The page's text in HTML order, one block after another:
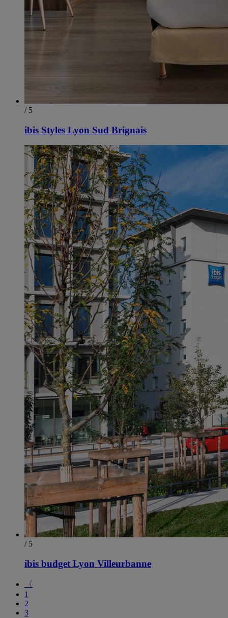
/ 5
ibis Styles Lyon Sud Brignais
/ 5
ibis budget Lyon Villeurbanne
〈
1
2
3